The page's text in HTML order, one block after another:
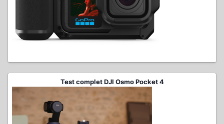
Test complet DJI Osmo Pocket 4